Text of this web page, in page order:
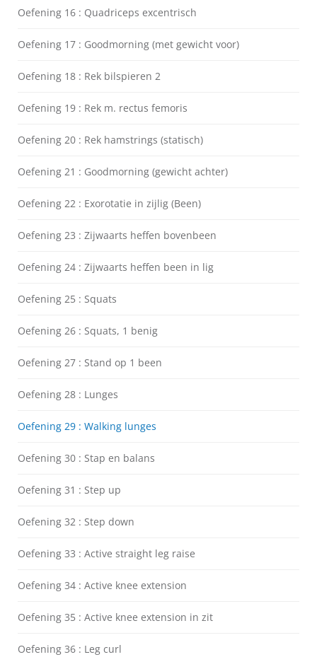
Oefening 16 : Quadriceps excentrisch
Oefening 17 : Goodmorning (met gewicht voor)
Oefening 18 : Rek bilspieren 2
Oefening 19 : Rek m. rectus femoris
Oefening 20 : Rek hamstrings (statisch)
Oefening 21 : Goodmorning (gewicht achter)
Oefening 22 : Exorotatie in zijlig (Been)
Oefening 23 : Zijwaarts heffen bovenbeen
Oefening 24 : Zijwaarts heffen been in lig
Oefening 25 : Squats
Oefening 26 : Squats, 1 benig
Oefening 27 : Stand op 1 been
Oefening 28 : Lunges
Oefening 29 : Walking lunges
Oefening 30 : Stap en balans
Oefening 31 : Step up
Oefening 32 : Step down
Oefening 33 : Active straight leg raise
Oefening 34 : Active knee extension
Oefening 35 : Active knee extension in zit
Oefening 36 : Leg curl